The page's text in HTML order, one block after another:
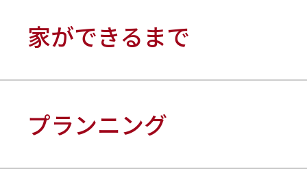
家ができるまで
プランニング